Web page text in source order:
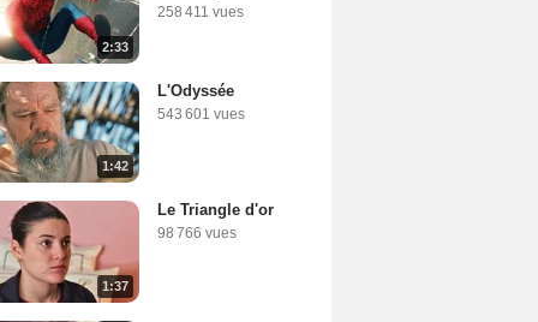
2:33
258 411 vues
1:42
L'Odyssée
543 601 vues
1:37
Le Triangle d'or
98 766 vues